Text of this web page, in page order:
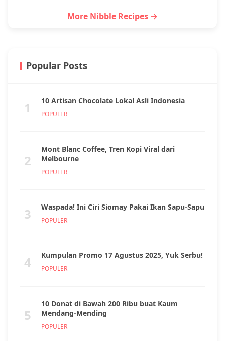
More Nibble Recipes →
Popular Posts
1 10 Artisan Chocolate Lokal Asli Indonesia
POPULER
2
Mont Blanc Coffee, Tren Kopi Viral dari
Melbourne
POPULER
3 Waspada! Ini Ciri Siomay Pakai Ikan Sapu-Sapu
POPULER
4 Kumpulan Promo 17 Agustus 2025, Yuk Serbu!
POPULER
5
10 Donat di Bawah 200 Ribu buat Kaum
Mendang-Mending
POPULER